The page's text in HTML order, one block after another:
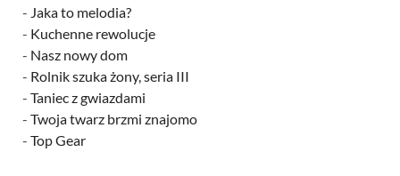
- Jaka to melodia?
- Kuchenne rewolucje
- Nasz nowy dom
- Rolnik szuka żony, seria III
- Taniec z gwiazdami
- Twoja twarz brzmi znajomo
- Top Gear